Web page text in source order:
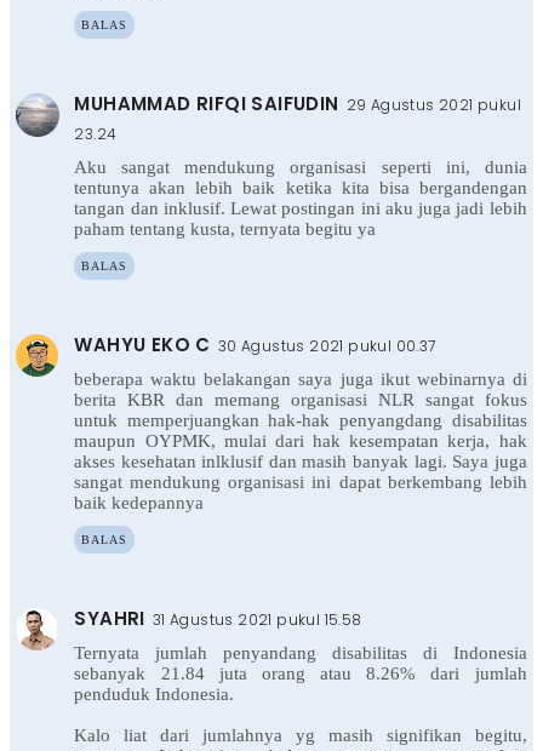
BALAS
MUHAMMAD RIFQI SAIFUDIN 29 Agustus 2021 pukul
23.24
Aku sangat mendukung organisasi seperti ini, dunia
tentunya akan lebih baik ketika kita bisa bergandengan
tangan dan inklusif. Lewat postingan ini aku juga jadi lebih
paham tentang kusta, ternyata begitu ya
BALAS
WAHYU EKO C 30 Agustus 2021 pukul 00.37
beberapa waktu belakangan saya juga ikut webinarnya di
berita KBR dan memang organisasi NLR sangat fokus
untuk memperjuangkan hak-hak penyangdang disabilitas
maupun OYPMK, mulai dari hak kesempatan kerja, hak
akses kesehatan inlklusif dan masih banyak lagi. Saya juga
sangat mendukung organisasi ini dapat berkembang lebih
baik kedepannya
BALAS
SYAHRI 31 Agustus 2021 pukul 15.58
Ternyata jumlah penyandang disabilitas di Indonesia
sebanyak 21.84 juta orang atau 8.26% dari jumlah
penduduk Indonesia.
Kalo liat dari jumlahnya yg masih signifikan begitu,